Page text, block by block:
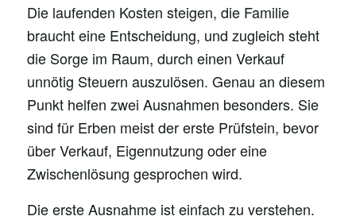
Die laufenden Kosten steigen, die Familie
braucht eine Entscheidung, und zugleich steht
die Sorge im Raum, durch einen Verkauf
unnötig Steuern auszulösen. Genau an diesem
Punkt helfen zwei Ausnahmen besonders. Sie
sind für Erben meist der erste Prüfstein, bevor
über Verkauf, Eigennutzung oder eine
Zwischenlösung gesprochen wird.
Die erste Ausnahme ist einfach zu verstehen.